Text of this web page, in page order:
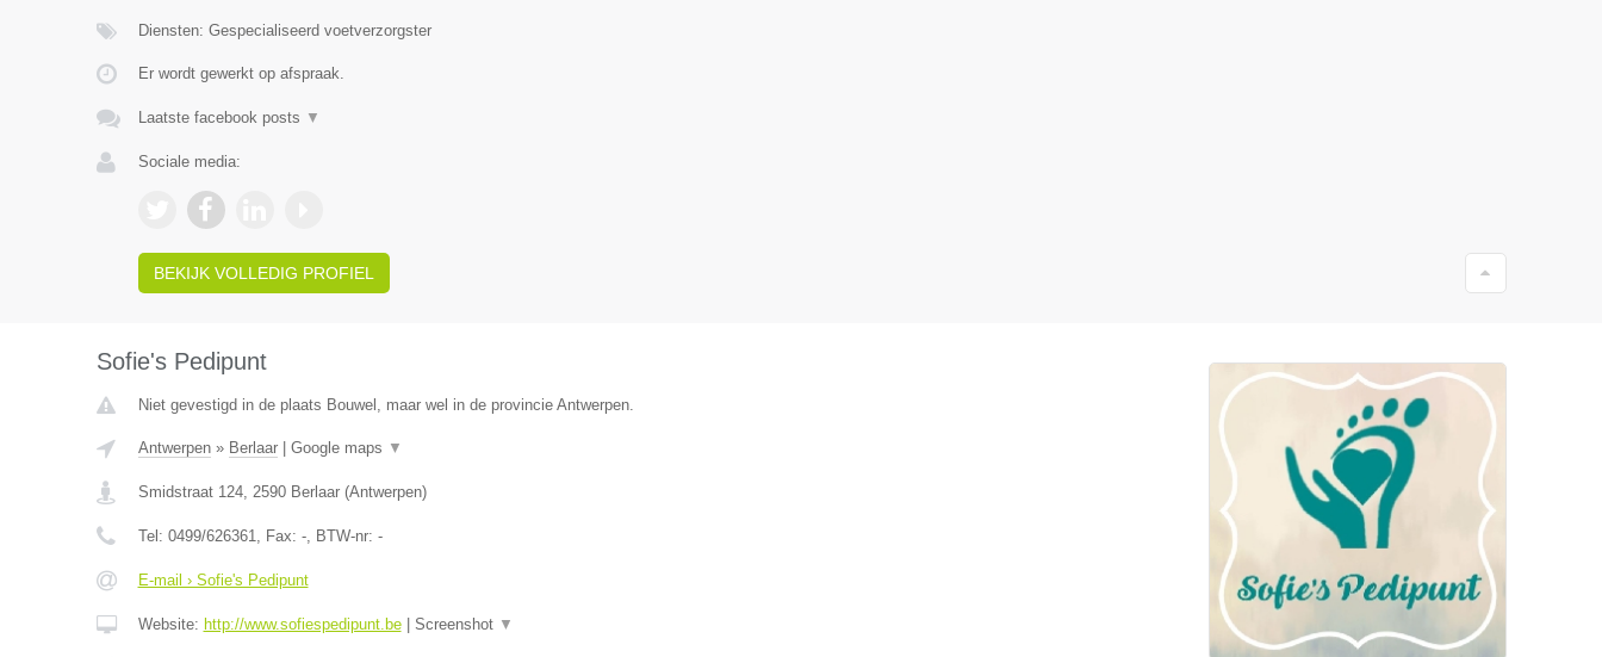
Diensten: Gespecialiseerd voetverzorgster
Er wordt gewerkt op afspraak.
Laatste facebook posts ▼
Sociale media:
BEKIJK VOLLEDIG PROFIEL
Sofie's Pedipunt
Niet gevestigd in de plaats Bouwel, maar wel in de provincie Antwerpen.
Antwerpen» Berlaar| Google maps ▼
Smidstraat 124, 2590 Berlaar(Antwerpen)
Tel: 0499/626361, Fax: -, BTW-nr: -
E-mail › Sofie's Pedipunt
Website: http://www.sofiespedipunt.be| Screenshot ▼